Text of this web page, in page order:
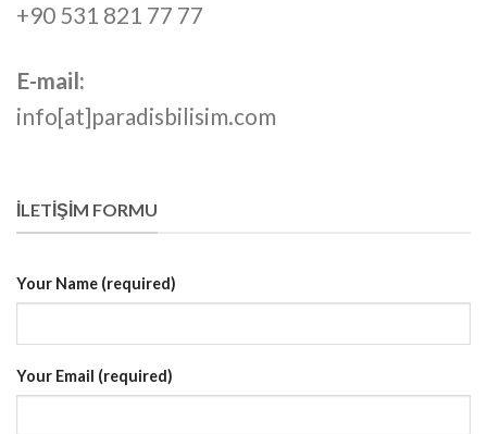
+90 531 821 77 77
E-mail:
info[at]paradisbilisim.com
İLETİŞİM FORMU
Your Name (required)
Your Email (required)